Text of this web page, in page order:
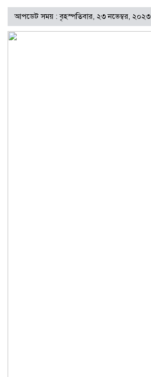
আপডেট সময় : বৃহস্পতিবার, ২৩ নভেম্বর, ২০২৩